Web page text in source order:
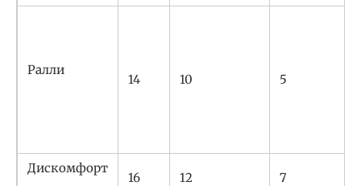
Ралли
14 10 5
Дискомфорт
16 12 7